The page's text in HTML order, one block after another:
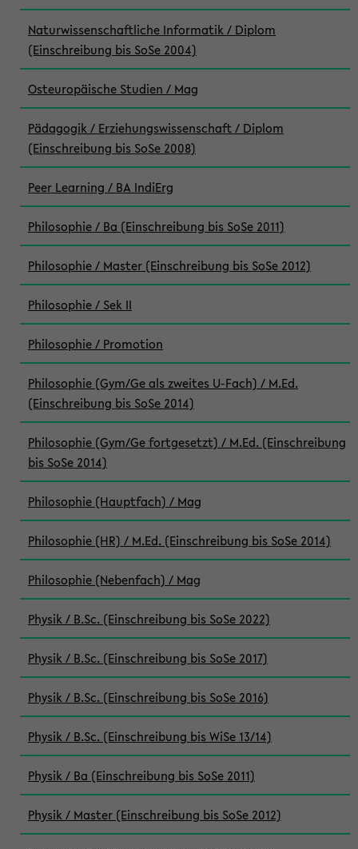
Naturwissenschaftliche Informatik / Diplom
(Einschreibung bis SoSe 2004)
Osteuropäische Studien / Mag
Pädagogik / Erziehungswissenschaft / Diplom
(Einschreibung bis SoSe 2008)
Peer Learning / BA IndiErg
Philosophie / Ba (Einschreibung bis SoSe 2011)
Philosophie / Master (Einschreibung bis SoSe 2012)
Philosophie / Sek II
Philosophie / Promotion
Philosophie (Gym/Ge als zweites U-Fach) / M.Ed.
(Einschreibung bis SoSe 2014)
Philosophie (Gym/Ge fortgesetzt) / M.Ed. (Einschreibung
bis SoSe 2014)
Philosophie (Hauptfach) / Mag
Philosophie (HR) / M.Ed. (Einschreibung bis SoSe 2014)
Philosophie (Nebenfach) / Mag
Physik / B.Sc. (Einschreibung bis SoSe 2022)
Physik / B.Sc. (Einschreibung bis SoSe 2017)
Physik / B.Sc. (Einschreibung bis SoSe 2016)
Physik / B.Sc. (Einschreibung bis WiSe 13/14)
Physik / Ba (Einschreibung bis SoSe 2011)
Physik / Master (Einschreibung bis SoSe 2012)